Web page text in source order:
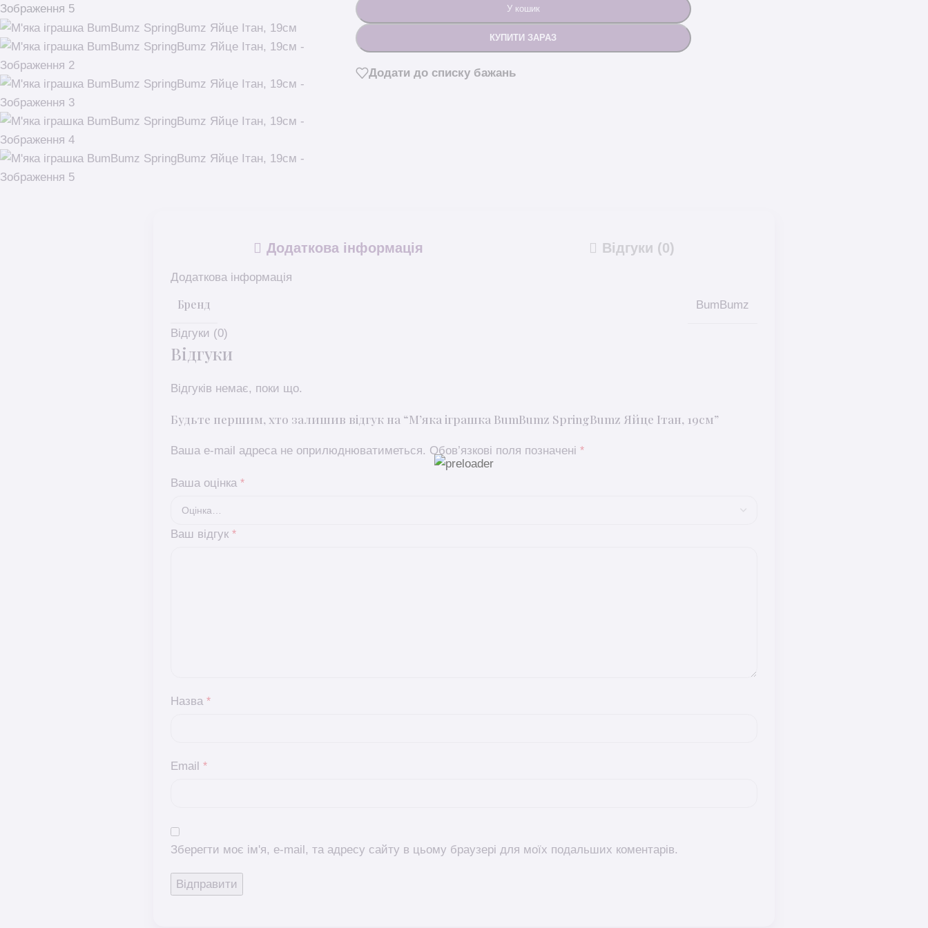
У кошик
КУПИТИ ЗАРАЗ
Додати до списку бажань
Додаткова інформація Відгуки (0)
Додаткова інформація
Бренд BumBumz
Відгуки (0)
Відгуки
Відгуків немає, поки що.
Будьте першим, хто залишив відгук на “М’яка ігрaшка BumBumz SpringBumz Яйце Ітан, 19см”
Ваша e-mail адреса не оприлюднюватиметься. Обов’язкові поля позначені *
Ваша оцінка *
Ваш відгук *
Назва *
Email *
Зберегти моє ім'я, e-mail, та адресу сайту в цьому браузері для моїх подальших коментарів.